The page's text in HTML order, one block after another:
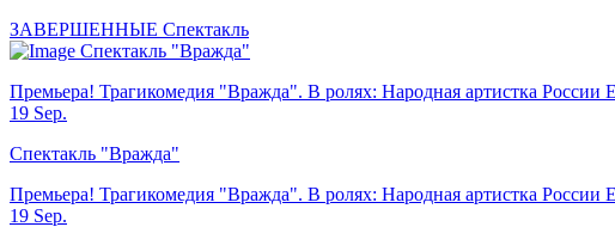
ЗАВЕРШЕННЫЕ Спектакль
Спектакль "Вражда"
Премьера! Трагикомедия "Вражда". В ролях: Народная артистка России
19 Sep.
Спектакль "Вражда"
Премьера! Трагикомедия "Вражда". В ролях: Народная артистка России
19 Sep.